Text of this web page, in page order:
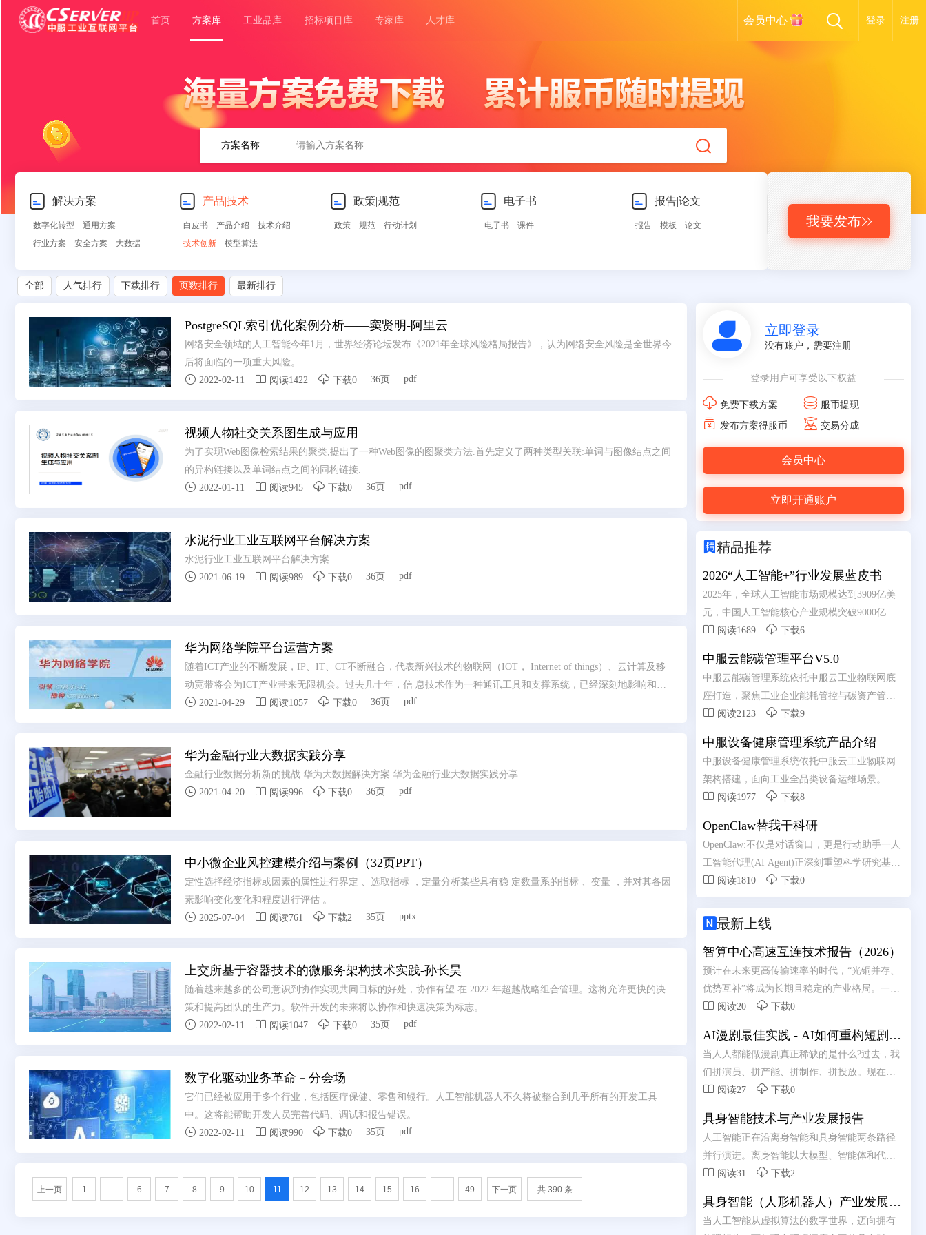
首页 方案库 工业品库 招标项目库 专家库 人才库 会员中心 登录 注册
方案名称
解决方案
数字化转型
通用方案
行业方案
安全方案
大数据
自动控制
其他
产品|技术
白皮书 产品介绍
技术介绍
技术创新
模型算法
政策|规范
政策 规范 行动计划
电子书
电子书 课件
报告|论文
报告 模板 论文 我要发布
全部 人气排行 下载排行 页数排行 最新排行
PostgreSQL索引优化案例分析——窦贤明-阿里云
网络安全领域的人工智能今年1月，世界经济论坛发布《2021年全球风险格局报告》，认为网络安全风险是全世界今
后将面临的一项重大风险。
 2022-02-11  阅读1422  下载0 36页 pdf
视频人物社交关系图生成与应用
为了实现Web图像检索结果的聚类,提出了一种Web图像的图聚类方法.首先定义了两种类型关联:单词与图像结点之间
的异构链接以及单词结点之间的同构链接.
 2022-01-11  阅读945  下载0 36页 pdf
水泥行业工业互联网平台解决方案
水泥行业工业互联网平台解决方案
 2021-06-19  阅读989  下载0 36页 pdf
华为网络学院平台运营方案
随着ICT产业的不断发展，IP、IT、CT不断融合，代表新兴技术的物联网（IOT， Internet of things）、云计算及移
动宽带将会为ICT产业带来无限机会。过去几十年，信 息技术作为一种通讯工具和支撑系统，已经深刻地影响和改
变了人类社会的生产和生活 方式，催生了新经济和新行业，也同时颠覆着传统的经济和行业。 数字化时代的到来同
能 更好地发挥院校在ICT人才生态链的作用？作为ICT行业的领导者，依托多年在ICT人才培 养的经验，华为认为需
要从以下四个方面构建完整的院校ICT人才培养体系
 2021-04-29  阅读1057  下载0 36页 pdf
华为金融行业大数据实践分享
金融行业数据分析新的挑战 华为大数据解决方案 华为金融行业大数据实践分享
 2021-04-20  阅读996  下载0 36页 pdf
中小微企业风控建模介绍与案例（32页PPT）
定性选择经济指标或因素的属性进行界定 、选取指标 ，定量分析某些具有稳 定数量系的指标 、变量 ，并对其各因
素影响变化变化和程度进行评估 。
 2025-07-04  阅读761  下载2 35页 pptx
上交所基于容器技术的微服务架构技术实践-孙长昊
随着越来越多的公司意识到协作实现共同目标的好处，协作有望 在 2022 年超越战略组合管理。这将允许更快的决
策和提高团队的生产力。软件开发的未来将以协作和快速决策为标志。
 2022-02-11  阅读1047  下载0 35页 pdf
数字化驱动业务革命－分会场
它们已经被应用于多个行业，包括医疗保健、零售和银行。人工智能机器人不久将被整合到几乎所有的开发工具
中。这将能帮助开发人员完善代码、调试和报告错误。
 2022-02-11  阅读990  下载0 35页 pdf
上一页 1 …… 6 7 8 9 10 11 12 13 14 15 16 …… 49 下一页 共 390 条
 立即登录
没有账户，需要注册
登录用户可享受以下权益
 免费下载方案  服币提现
 发布方案得服币  交易分成
会员中心
立即开通账户
精品推荐
2026“人工智能+”行业发展蓝皮书
2025年，全球人工智能市场规模达到3909亿美
元，中国人工智能核心产业规模突破9000亿
元。AIAgent细分市场以49.6%的年复合增长率
年之内从9.6%跃升至47.5%。从2024年初，中国
日均词元(Token)调用量为1000亿;至2025年底，
跃升至100万亿;2026年3月，已突破140万亿，两
年增长超千倍。这些数字背后，是一场深刻变
革的加速到来-人工智能正在从"能力突破"走
向“系统重构”。
 阅读1689  下载6
中服云能碳管理平台V5.0
中服云能碳管理系统依托中服云工业物联网底
座打造，聚焦工业企业能耗管控与碳资产管理
需求。 系统整合水、电、气、热等多类能源数
析。 依托数字化手段精准核算碳排放总量，助
力企业摸清碳排底数、合规完成台账管理。 通
过节能诊断、能耗优化策略推送，有效降低生
产能耗与运营成本。 全方位赋能企业绿色低碳
转型，筑牢安全生产与节能减排双重发展防
线。
 阅读2123  下载9
中服设备健康管理系统产品介绍
中服设备健康管理系统依托中服云工业物联网
架构搭建，面向工业全品类设备运维场景。 融
合实时数据采集、状态监测、故障诊断核心能
与 AI 算法分析设备隐患，实现从被动维修向预
测性维护升级。 有效降低设备故障率、减少停
机损失，简化线下运维管理流程。 助力工厂实
现设备数字化管控，保障产线高效、稳定、安
 阅读1977  下载8
OpenClaw替我干科研
OpenClaw:不仅是对话窗口，更是行动助手一人
工智能代理(AI Agent)正深刻重塑科学研究基本
范式，OpenClaw成为2026年开源AI代理平台代
 阅读1810  下载0
 最新上线
智算中心高速互连技术报告（2026）
预计在未来更高传输速率的时代，“光铜并存、
优势互补”将成为长期且稳定的产业格局。一个
务实且高效的智算中心互连架构，应该是铜负
在成本、功耗及散热上的综合优势，承接机柜
内及柜间近端的短距互连;光互连则依托其高带
宽与低损耗传输特性，承担起跨机柜及远距离
通信的重任。二者并非简单的替代关系，而是
基于应用场景的深度协 同与互补。
 阅读20  下载0
AI漫剧最佳实践 - AI如何重构短剧内
容生产链路
当人人都能做漫剧真正稀缺的是什么?过去，我
们拼演员、拼产能、拼制作、拼投放。现在，
当产能不在稀缺，真正的痛点是什么?
 阅读27  下载0
具身智能技术与产业发展报告
人工智能正在沿离身智能和具身智能两条路径
并行演进。离身智能以大模型、智能体和代理
式软件系统为代表，重点提升数字空间的信息
步把模型能力延伸到物理世界，通过“AI大脑
+物理载体+环境交互”形成感知、认知、决策、
 阅读31  下载2
具身智能（人形机器人）产业发展蓝
皮书（2026年）
当人工智能从虚拟算法的数字世界，迈向拥有